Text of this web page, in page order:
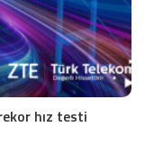
hız testi